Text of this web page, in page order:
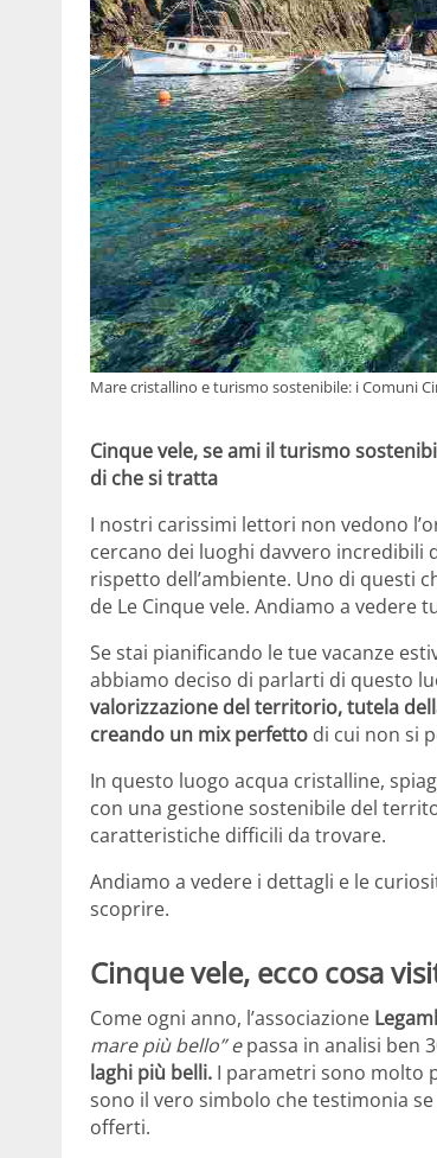
Mare cristallino e turismo sostenibile: i Comuni
Cinque vele, se ami il turismo
di che si tratta
I nostri carissimi lettori non vedono
cercano dei luoghi davvero incredibili
rispetto dell’ambiente. Uno di questi
de Le Cinque vele. Andiamo a
Se stai pianificando le tue vacanze
abbiamo deciso di parlarti di questo
valorizzazione del territorio, tutela
creando un mix perfetto di cui non si
In questo luogo acqua cristalline,
con una gestione sostenibile del
caratteristiche difficili da trovare.
Andiamo a vedere i dettagli e le
scoprire.
Cinque vele, ecco cosa
Come ogni anno, l’associazione
mare più bello” epassa in analisi ben
laghi più belli. I parametri sono molto
sono il vero simbolo che testimonia
offerti.